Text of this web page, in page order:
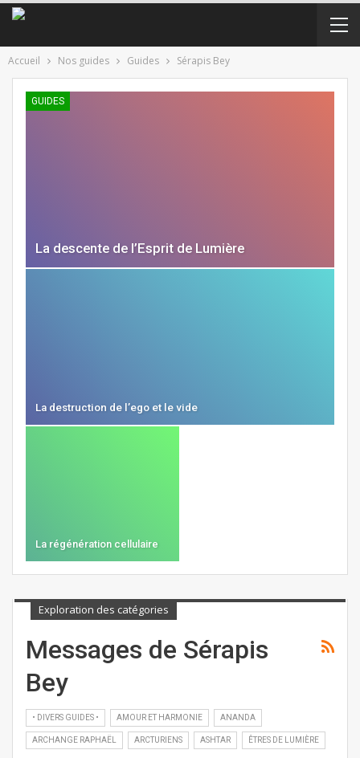
Accueil Nos guides Guides Sérapis Bey
GUIDES
La descente de l’Esprit de Lumière
La destruction de l’ego et le vide
La régénération cellulaire
Exploration des catégories
Messages de Sérapis
Bey
• DIVERS GUIDES • AMOUR ET HARMONIE ANANDA
ARCHANGE RAPHAËL ARCTURIENS ASHTAR ÊTRES DE LUMIÈRE